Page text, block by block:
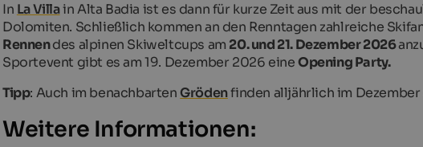
In La Villain Alta Badia ist es dann für kurze Zeit aus mit der
Dolomiten. Schließlich kommen an den Renntagen zahlreiche
Rennendes alpinen Skiweltcups am 20. und 21. Dezember 2026
Sportevent gibt es am 19. Dezember 2026 eineOpening Party.
Tipp: Auch im benachbartenGrödenfinden alljährlich im
Weitere Informationen: